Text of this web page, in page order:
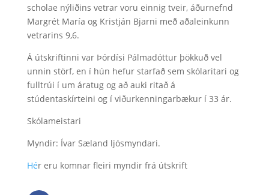
scholae nýliðins vetrar voru einnig tveir, áðurnefnd
Margrét María og Kristján Bjarni með aðaleinkunn
vetrarins 9,6.
Á útskriftinni var Þórdísi Pálmadóttur þökkuð vel
unnin störf, en í hún hefur starfað sem skólaritari og
fulltrúi í um áratug og að auki ritað á
stúdentaskírteini og í viðurkenningarbækur í 33 ár.
Skólameistari
Myndir: Ívar Sæland ljósmyndari.
Hér eru komnar fleiri myndir frá útskrift